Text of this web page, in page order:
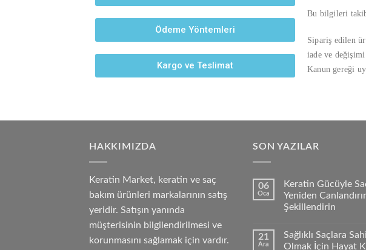
Ödeme Yöntemleri
Kargo ve Teslimat
Bu bilgileri
Sipariş edilen
iade ve
Kanun gereği
HAKKIMIZDA
Keratin Market, keratin ve saç
bakım ürünleri markalarının satış
yeridir. Satışın yanında
müşterisinin bilgilendirilmesi ve
korunmasını sağlamak için vardır.
SON YAZILAR
06
Oca
Keratin Gücüyle
Yeniden
Şekillendirin
21
Ara
Sağlıklı Saçlara
Olmak İçin Hayat